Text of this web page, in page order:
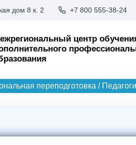
дом 8 к. 2 +7 800 555-38-24
центр
переподготовка /